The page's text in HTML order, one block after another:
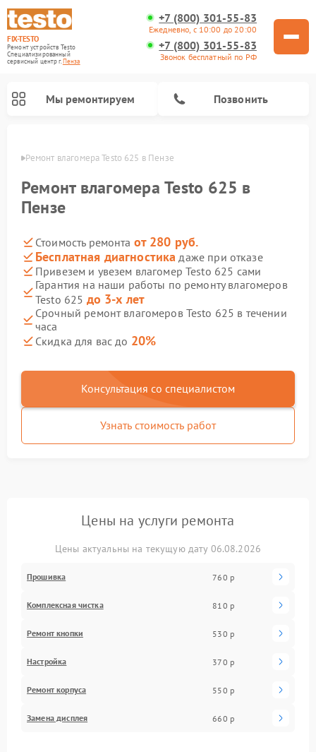
FIX-TESTO
Ремонт устройств Testo
Специализированный
cервисный центр г.Пенза
+7 (800) 301-55-83
Ежедневно, с 10:00 до 20:00
+7 (800) 301-55-83
Звонок бесплатный по РФ
Мы ремонтируем Позвонить
Ремонт влагомера Testo 625 в Пензе
Ремонт влагомера Testo 625 в
Пензе
Стоимость ремонта от 280 руб.
Бесплатная диагностика даже при отказе
Привезем и увезем влагомер Testo 625 сами
Гарантия на наши работы по ремонту влагомеров
Testo 625 до 3-х лет
Срочный ремонт влагомеров Testo 625 в течении
часа
Скидка для вас до 20%
Консультация со специалистом
Узнать стоимость работ
Цены на услуги ремонта
Цены актуальны на текущую дату 06.08.2026
Прошивка 760 р
Комплексная чистка 810 р
Ремонт кнопки 530 р
Настройка 370 р
Ремонт корпуса 550 р
Замена дисплея 660 р